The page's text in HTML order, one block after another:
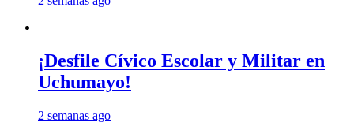
¡Desfile Cívico Escolar y Militar en
Uchumayo!
2 semanas ago